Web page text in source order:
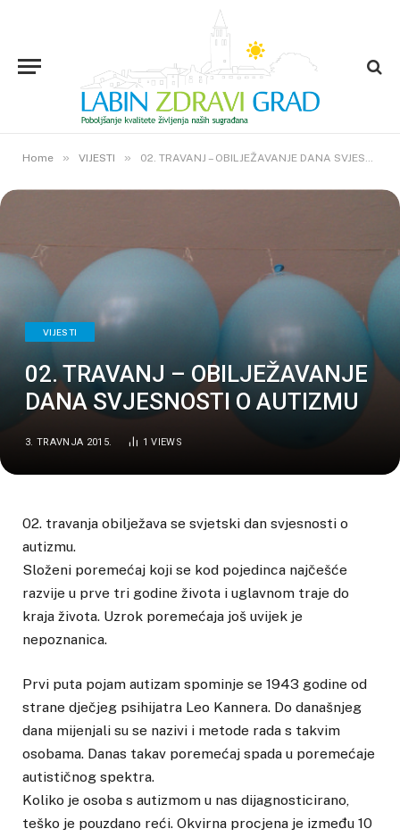
Home » VIJESTI » 02. TRAVANJ – OBILJEŽAVANJE DANA SVJESNOSTI O AUTIZMU
VIJESTI
02. TRAVANJ – OBILJEŽAVANJE
DANA SVJESNOSTI O AUTIZMU
3. TRAVNJA 2015. 1VIEWS
02. travanja obilježava se svjetski dan svjesnosti o
autizmu.
Složeni poremećaj koji se kod pojedinca najčešće
razvije u prve tri godine života i uglavnom traje do
kraja života. Uzrok poremećaja još uvijek je
nepoznanica.
Prvi puta pojam autizam spominje se 1943 godine od
strane dječjeg psihijatra Leo Kannera. Do današnjeg
dana mijenjali su se nazivi i metode rada s takvim
osobama. Danas takav poremećaj spada u poremećaje
autističnog spektra.
Koliko je osoba s autizmom u nas dijagnosticirano,
teško je pouzdano reći. Okvirna procjena je između 10